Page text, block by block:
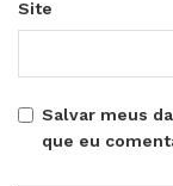
Site
Salvar meus
que eu